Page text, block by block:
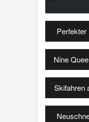
Nine
Skifahren